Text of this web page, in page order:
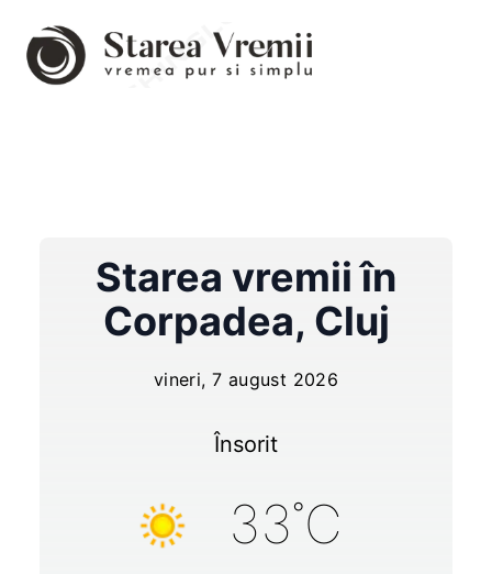
Starea vremii în
Corpadea, Cluj
vineri, 7 august 2026
Însorit
33˚C